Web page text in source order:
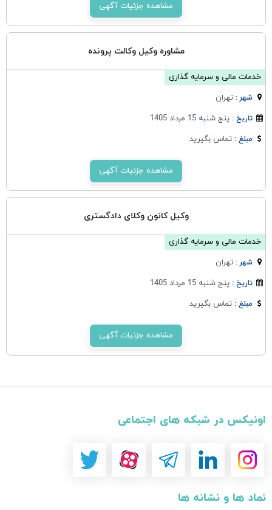
مشاهده جزئیات آگهی
مشاوره وکیل وکالت پرونده
خدمات مالی و سرمایه گذاری
شهر :تهران
تاریخ :پنج شنبه 15 مرداد 1405
مبلغ :تماس بگیرید
مشاهده جزئیات آگهی
وکیل کانون وکلای دادگستری
خدمات مالی و سرمایه گذاری
شهر :تهران
تاریخ :پنج شنبه 15 مرداد 1405
مبلغ :تماس بگیرید
مشاهده جزئیات آگهی
اونیکس در شبکه های اجتماعی
نماد ها و نشانه ها